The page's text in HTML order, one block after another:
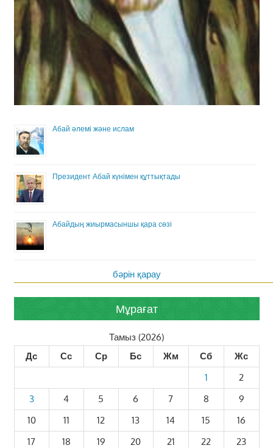
Абай әлемі және ислам
Президент Абай күнімен құттықтады
Абайдың жиырмасыншы қара сөзі
бәрін қарау
Мұрағат
Тамыз (2026)
Дс
Сс Ср Бс Жм Сб
Жс
1
2
3
4 5 6 7 8
9
10
11 12 13 14 15
16
17
18 19 20 21 22
23